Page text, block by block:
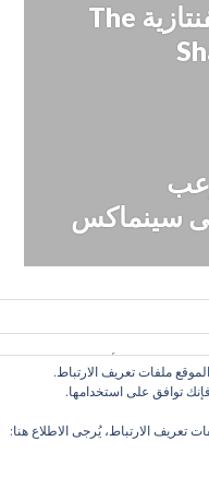
تريلر جديد للدراما الفنتازية The
ملفات تعريف الارتباط.
توافق على استخدامها.
تعريف الارتباط، يُرجى الاطلاع هنا:
تعبر عن رأي الموقع